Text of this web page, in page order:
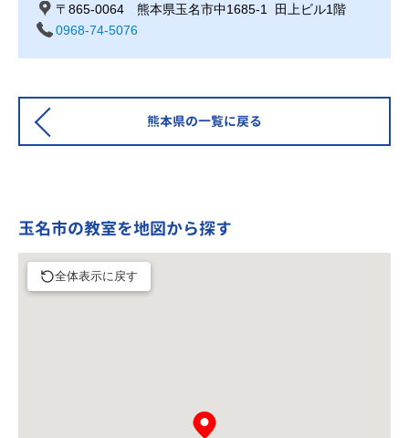
〒865-0064 熊本県玉名市中1685‐1 田上ビル1階
0968-74-5076
熊本県の一覧に戻る
玉名市の教室を地図から探す
全体表示に戻す